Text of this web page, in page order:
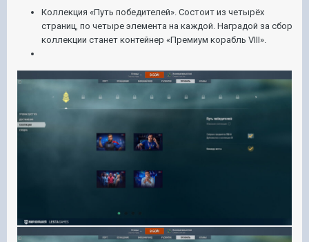
Коллекция «Путь победителей». Состоит из четырёх
страниц, по четыре элемента на каждой. Наградой за сбор
коллекции станет контейнер «Премиум корабль VIII».